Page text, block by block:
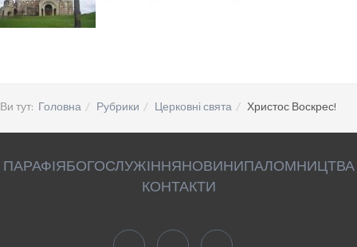
Ви тут: Головна Рубрики Церковні свята Христос Воскрес!
ПАРАФІЯБОГОСЛУЖІННЯНОВИНИПАЛОМНИЦТВА
КОНТАКТИ